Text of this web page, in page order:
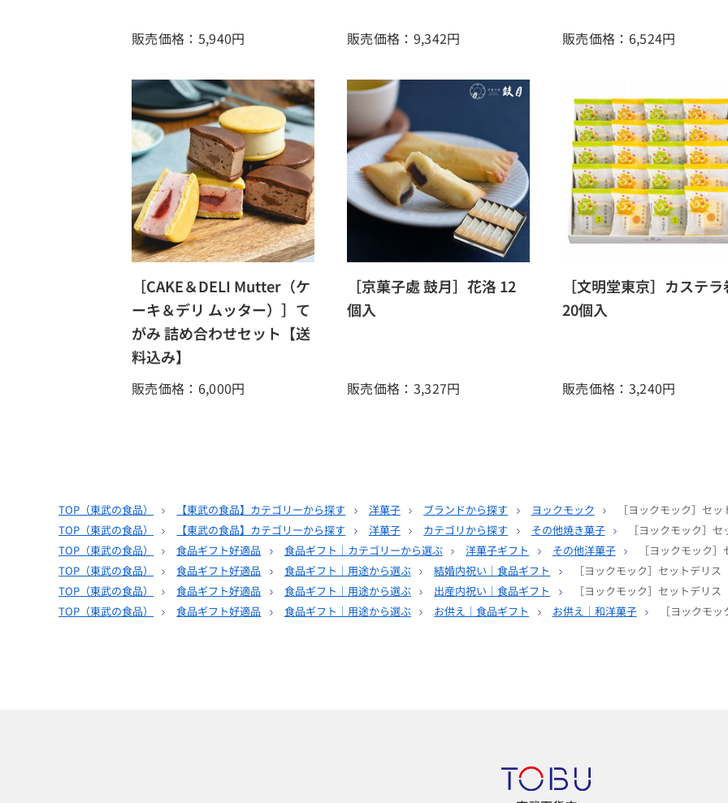
販売価格：5,940円 販売価格：9,342円 販売価格：6,524円
［CAKE＆DELI Mutter（ケ
ーキ＆デリ ムッター）］て
がみ 詰め合わせセット【送
料込み】
販売価格：6,000円
［京菓子處 鼓月］花洛 12
個入
販売価格：3,327円
［文明堂東京］カステラ
20個入
販売価格：3,240円
TOP（東武の食品） 【東武の食品】カテゴリーから探す 洋菓子 ブランドから探す ヨックモック
［ヨックモック］セッ
TOP（東武の食品） 【東武の食品】カテゴリーから探す 洋菓子 カテゴリから探す その他焼き菓子
［ヨックモック］
TOP（東武の食品） 食品ギフト好適品 食品ギフト｜カテゴリーから選ぶ 洋菓子ギフト その他洋菓子
［ヨックモック
TOP（東武の食品） 食品ギフト好適品 食品ギフト｜用途から選ぶ 結婚内祝い｜食品ギフト
［ヨックモック］セットデリス
TOP（東武の食品） 食品ギフト好適品 食品ギフト｜用途から選ぶ 出産内祝い｜食品ギフト
［ヨックモック］セットデリス
TOP（東武の食品） 食品ギフト好適品 食品ギフト｜用途から選ぶ お供え｜食品ギフト お供え｜和洋菓子 ［ヨックモ